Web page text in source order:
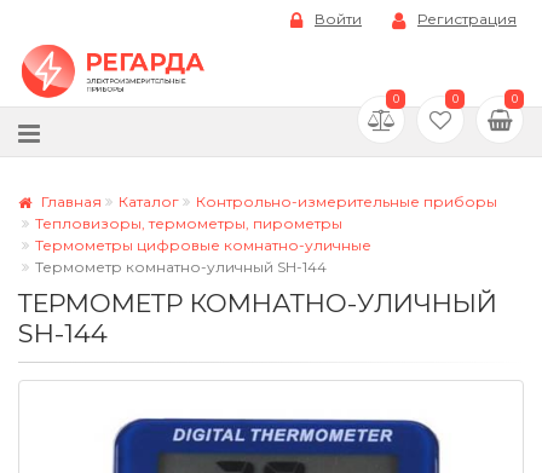
Войти Регистрация
0 0 0
Главная Каталог
Контрольно-измерительные приборы
Тепловизоры, термометры, пирометры
Термометры цифровые комнатно-уличные
Термометр комнатно-уличный SH-144
ТЕРМОМЕТР КОМНАТНО-УЛИЧНЫЙ
SH-144